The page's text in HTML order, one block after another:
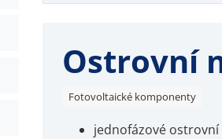
Ostrovní
Fotovoltaické komponenty
jednofázové